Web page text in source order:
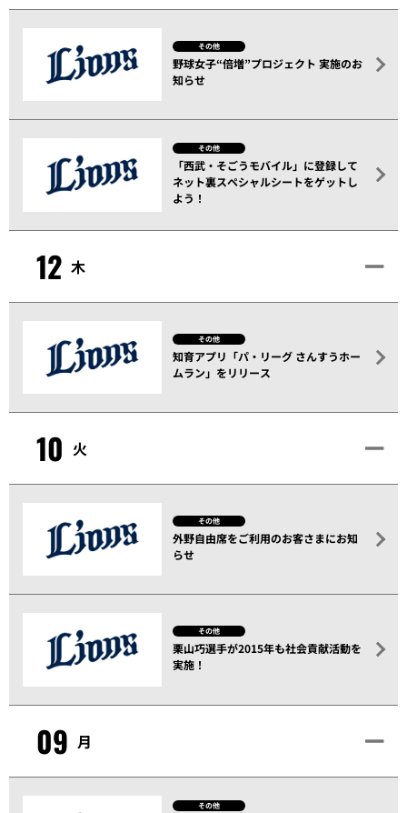
その他
野球女子“倍増”プロジェクト 実施のお
知らせ
その他
「西武・そごうモバイル」に登録して
ネット裏スペシャルシートをゲットし
よう！
12 木
その他
知育アプリ「パ・リーグ さんすうホー
ムラン」をリリース
10 火
その他
外野自由席をご利用のお客さまにお知
らせ
その他
栗山巧選手が2015年も社会貢献活動を
実施！
09 月
その他